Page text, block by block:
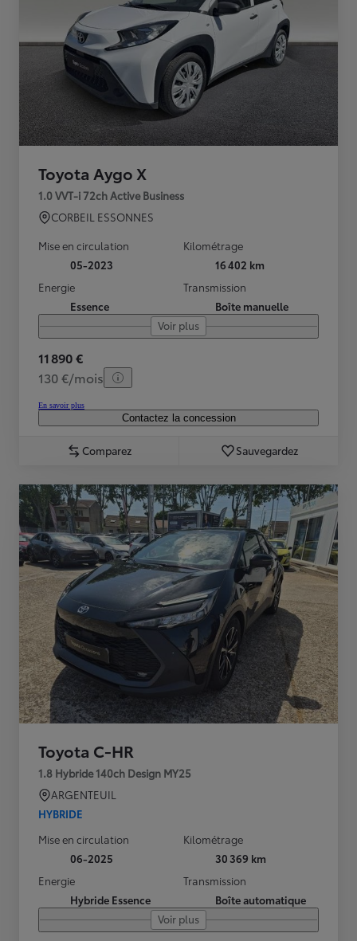
Toyota Aygo X
1.0 VVT-i 72ch Active Business
CORBEIL ESSONNES
Mise en circulation
05-2023
Kilométrage
16 402 km
Energie
Essence
Transmission
Boîte manuelle
Voir plus
11 890 €
130 €/mois
En savoir plus
Contactez la concession
Comparez Sauvegardez
Toyota C-HR
1.8 Hybride 140ch Design MY25
ARGENTEUIL
HYBRIDE
Mise en circulation
06-2025
Kilométrage
30 369 km
Energie
Hybride Essence
Transmission
Boîte automatique
Voir plus